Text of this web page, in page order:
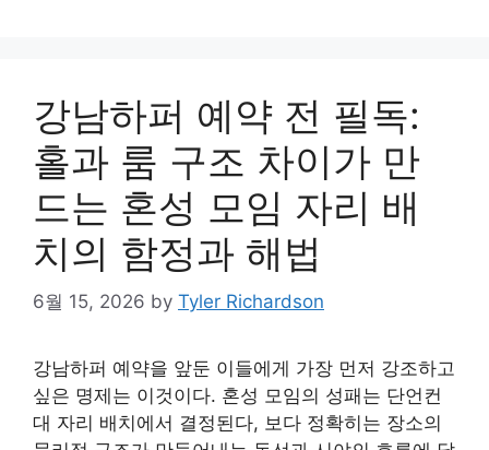
강남하퍼 예약 전 필독:
홀과 룸 구조 차이가 만
드는 혼성 모임 자리 배
치의 함정과 해법
6월 15, 2026 by Tyler Richardson
강남하퍼 예약을 앞둔 이들에게 가장 먼저 강조하고
싶은 명제는 이것이다. 혼성 모임의 성패는 단언컨
대 자리 배치에서 결정된다, 보다 정확히는 장소의